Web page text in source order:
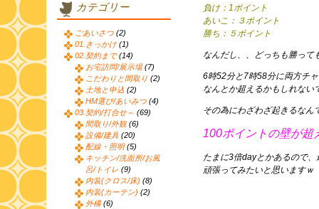
負け：1ポイント
あいこ：３ポイント
勝ち：５ポイント
なんだし、、どっちも勝って
6時52分と7時58分に両方チ
なんとか超えるかもしれない
その為にわざわざ起きるなん
100ポイントの壁が超
たまに3倍dayとかあるので
頑張ってみたいと思いますｗ
カテゴリー
ごあいさつ (2)
01.きっかけ (1)
02.契約まで(14)
お宅訪問/展示場(7)
こだわりと間取り (2)
土地と申込 (2)
HM選び/あいみつ (4)
03.契約/打合せ～ (69)
間取り/外観 (6)
設備/建具 (20)
配線・照明(5)
キッチン/洗面所/お風
呂/トイレ (9)
内装(クロス/床) (8)
内装(カーテン) (2)
外構(6)